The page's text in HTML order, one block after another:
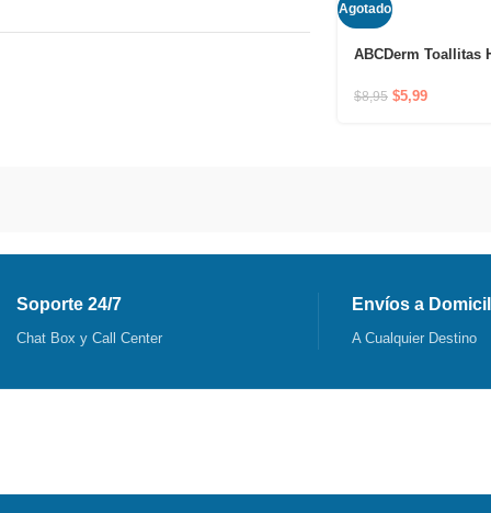
Agotado
ABCDerm Toallitas
fragilidad de la piel
$8,95 $5,99
Soporte 24/7
Chat Box y Call Center
Envíos a
A Cualquier Destino